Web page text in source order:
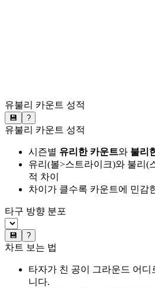
유불리 카운트 성적
💾 ?
유불리 카운트 성적
시즌별 유리한 카운트와 불리
유리(볼>스트라이크)와 불리(
적 차이
차이가 클수록 카운트에 민감
타구 방향 분포
💾 ?
차트 보는 법
타자가 친 공이 그라운드 어
니다.